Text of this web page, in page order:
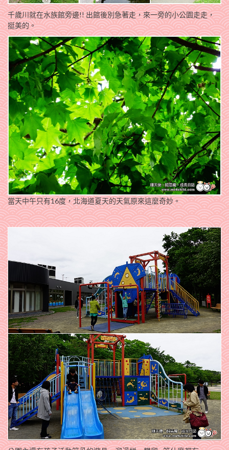
千歲川就在水族館旁邊!! 出館後別急著走，來一旁的小公園走走，
挺美的。
當天中午只有16度，北海道夏天的天氣原來這麼奇妙。